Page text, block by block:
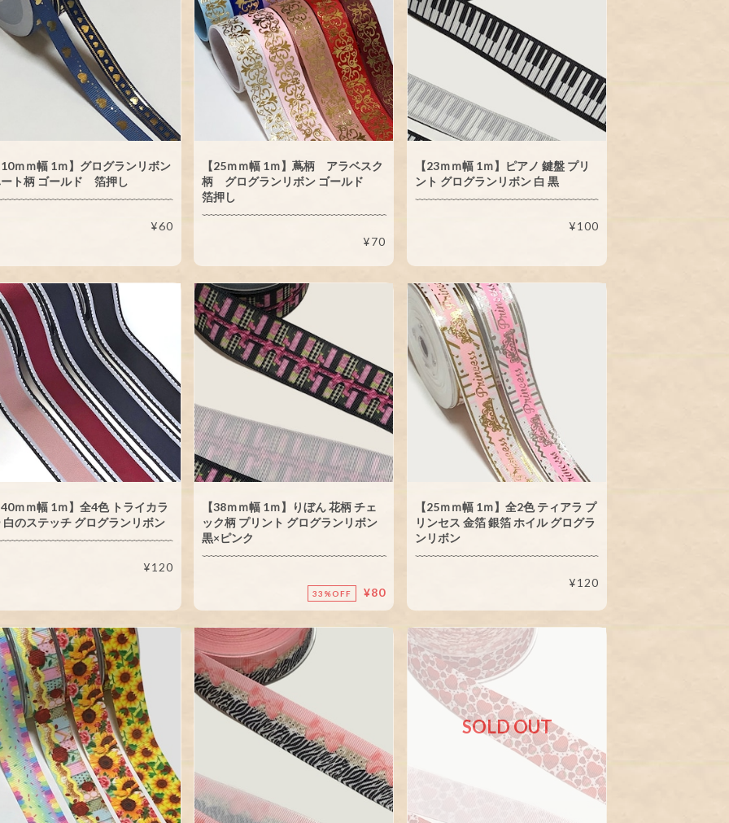
ｍｍ幅 1ｍ】グログランリボン
ト柄 ゴールド 箔押し
¥60
【25ｍｍ幅 1ｍ】蔦柄 アラベスク
柄 グログランリボン ゴールド
箔押し
¥70
【23ｍｍ幅 1ｍ】ピアノ 鍵盤 プリ
ント グログランリボン 白 黒
¥100
ｍｍ幅 1ｍ】全4色 トライカラ
白のステッチ グログランリボン
¥120
【38ｍｍ幅 1ｍ】りぼん 花柄 チェ
ック柄 プリント グログランリボン
黒×ピンク
33%OFF ¥80
【25ｍｍ幅 1ｍ】全2色 ティアラ プ
リンセス 金箔 銀箔 ホイル グログラ
ンリボン
¥120
SOLD OUT